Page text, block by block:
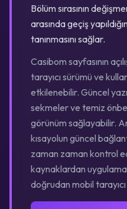
Bölüm sırasının
arasında geçiş
tanınmasını sağlar.
Casibom sayfasının
tarayıcı sürümü ve
etkilenebilir. Güncel
sekmeler ve temiz
görünüm sağlayabilir.
kısayolun güncel
zaman zaman kontrol
kaynaklardan
doğrudan mobil